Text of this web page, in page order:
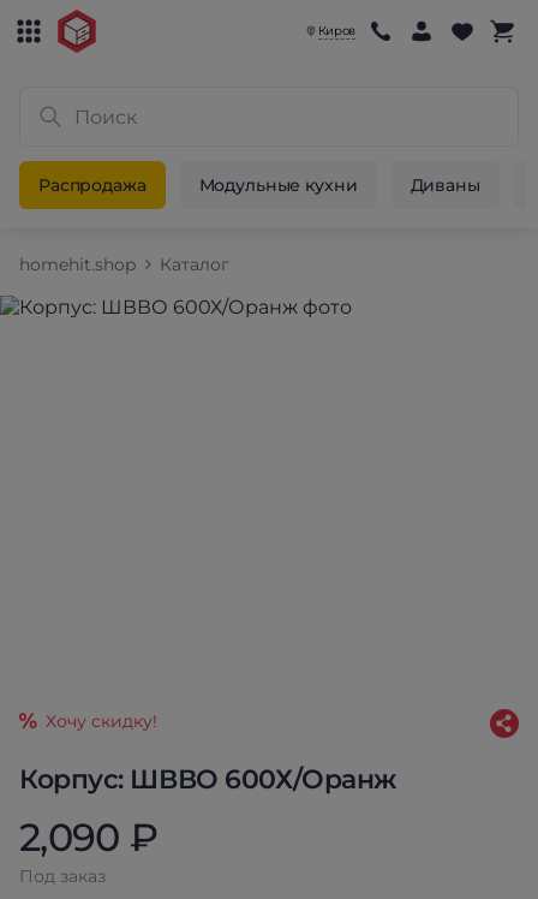
Киров
Распродажа Модульные кухни Диваны
homehit.shop Каталог
Корпус: ШВВО 600Х/Оранж
Хочу скидку!
2,090 ₽
Под заказ